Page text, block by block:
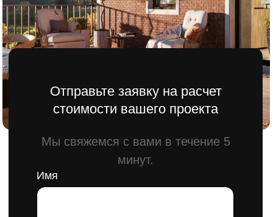
+7
Оставляя заявку вы даете согласие
на обратку персональны данных.